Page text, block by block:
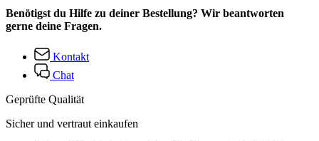
Benötigst du Hilfe zu deiner Bestellung? Wir beantworten
gerne deine Fragen.
Kontakt
Chat
Geprüfte Qualität
Sicher und vertraut einkaufen